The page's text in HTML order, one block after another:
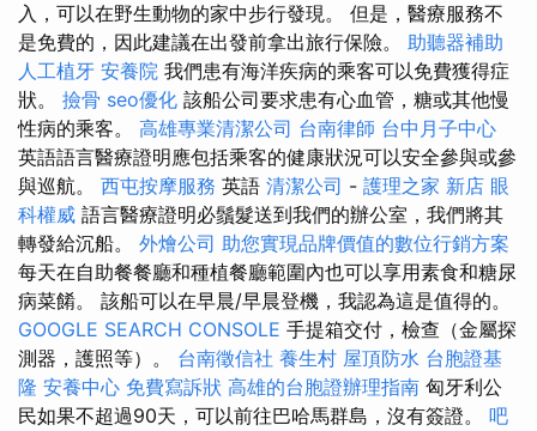
入，可以在野生動物的家中步行發現。 但是，醫療服務不
是免費的，因此建議在出發前拿出旅行保險。 助聽器補助
人工植牙 安養院 我們患有海洋疾病的乘客可以免費獲得症
狀。 撿骨 seo優化 該船公司要求患有心血管，糖或其他慢
性病的乘客。 高雄專業清潔公司 台南律師 台中月子中心
英語語言醫療證明應包括乘客的健康狀況可以安全參與或參
與巡航。 西屯按摩服務 英語 清潔公司 - 護理之家 新店 眼
科權威 語言醫療證明必鬚髮送到我們的辦公室，我們將其
轉發給沉船。 外燴公司 助您實現品牌價值的數位行銷方案
每天在自助餐餐廳和種植餐廳範圍內也可以享用素食和糖尿
病菜餚。 該船可以在早晨/早晨登機，我認為這是值得的。
GOOGLE SEARCH CONSOLE 手提箱交付，檢查（金屬探
測器，護照等）。 台南徵信社 養生村 屋頂防水 台胞證基
隆 安養中心 免費寫訴狀 高雄的台胞證辦理指南 匈牙利公
民如果不超過90天，可以前往巴哈馬群島，沒有簽證。 吧